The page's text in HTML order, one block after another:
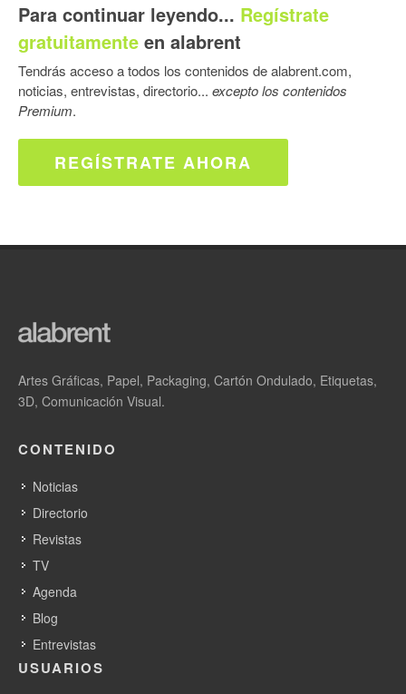
Para continuar leyendo... Regístrate
gratuitamente en alabrent
Tendrás acceso a todos los contenidos de alabrent.com,
noticias, entrevistas, directorio... excepto los contenidos
Premium.
REGÍSTRATE AHORA
Artes Gráficas, Papel, Packaging, Cartón Ondulado, Etiquetas,
3D, Comunicación Visual.
CONTENIDO
Noticias
Directorio
Revistas
TV
Agenda
Blog
Entrevistas
USUARIOS